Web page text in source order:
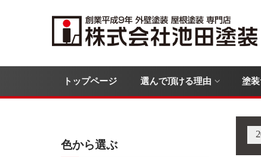
トップページ 選んで頂ける理由 塗
色から選ぶ